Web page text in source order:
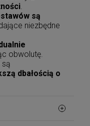
.
są
niezbędne
obwolutę.
są
dbałością o